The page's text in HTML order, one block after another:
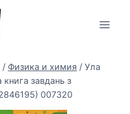
/ Физика и химия / Ула
завдань з
007320